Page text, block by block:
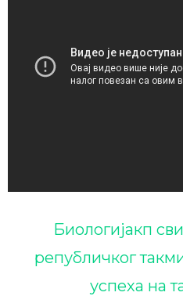
Биологијакп
републичког
успеха на